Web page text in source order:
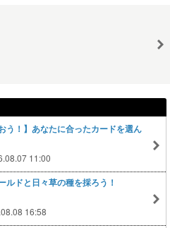
う！】あなたに合ったカードを選ん
11:00
ルドと日々草の種を採ろう！
16:58